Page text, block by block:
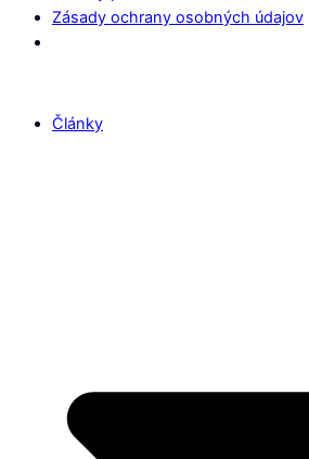
Zásady ochrany osobných údajov
Články